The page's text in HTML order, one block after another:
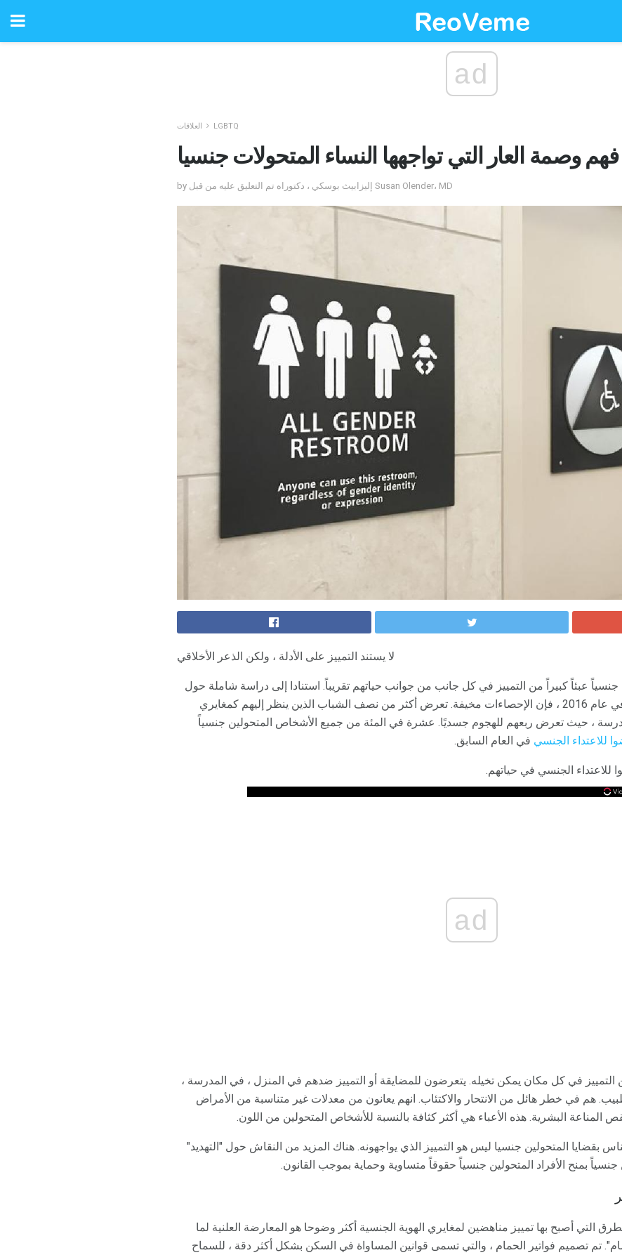
ad
العلاقات LGBTQ
فهم وصمة العار التي تواجهها النساء المتحولات جنسيا
by إليزابيث بوسكي ، دكتوراه تم التعليق عليه من قبل Susan Olender، MD
لا يستند التمييز على الأدلة ، ولكن الذعر الأخلاقي
جنسياً عبئاً كبيراً من التمييز في كل جانب من جوانب حياتهم تقريباً. استنادا إلى دراسة شاملة حول
التمييز الجنسي المتحرر نشرت في عام 2016 ، فإن الإحصاءات مخيفة. تعرض أكثر من نصف الشباب الذين ينظر إليهم كمغايري
، حيث تعرض ربعهم للهجوم جسديًا. عشرة في المئة من جميع الأشخاص المتحولين جنسياً
للاعتداء الجنسي في العام السابق.
الجنسي في حياتهم.
ad
التمييز في كل مكان يمكن تخيله. يتعرضون للمضايقة أو التمييز ضدهم في المنزل ، في المدرسة ،
هم في خطر هائل من الانتحار والاكتئاب. انهم يعانون من معدلات غير متناسبة من الأمراض
المناعة البشرية. هذه الأعباء هي أكثر كثافة بالنسبة للأشخاص المتحولين من اللون.
المتحولين جنسيا ليس هو التمييز الذي يواجهونه. هناك المزيد من النقاش حول "التهديد"
بمنح الأفراد المتحولين جنسياً حقوقاً متساوية وحماية بموجب القانون.
التي أصبح بها تمييز مناهضين لمغايري الهوية الجنسية أكثر وضوحا هو المعارضة العلنية لما
تم تصميم فواتير الحمام ، والتي تسمى قوانين المساواة في السكن بشكل أكثر دقة ، للسماح